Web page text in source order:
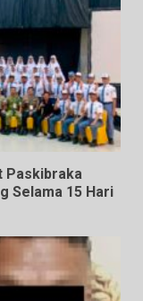
Paskibraka
Selama 15 Hari